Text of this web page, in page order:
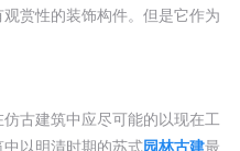
赏性的装饰构件。但是它作为
古建筑中应尽可能的以现在工
以明清时期的苏式园林古建最